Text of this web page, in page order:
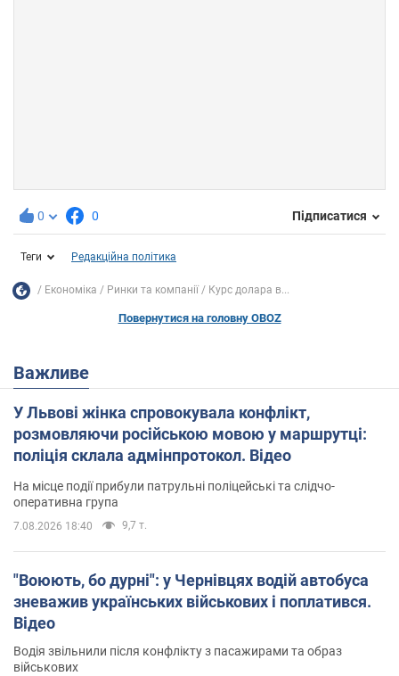
0 0 Підписатися
Теги Редакційна політика
Економіка Ринки та компанії Курс долара в...
Повернутися на головну OBOZ
Важливе
У Львові жінка спровокувала конфлікт,
розмовляючи російською мовою у маршрутці:
поліція склала адмінпротокол. Відео
На місце події прибули патрульні поліцейські та слідчо-
оперативна група
7.08.2026 18:40 9,7 т.
"Воюють, бо дурні": у Чернівцях водій автобуса
зневажив українських військових і поплатився.
Відео
Водія звільнили після конфлікту з пасажирами та образ
військових